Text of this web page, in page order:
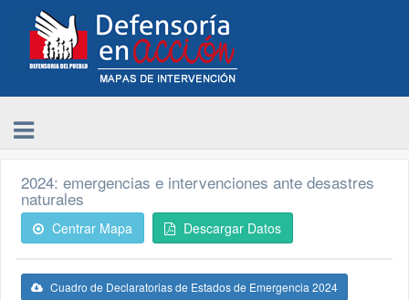
2024: emergencias e intervenciones ante desastres
naturales
Centrar Mapa Descargar Datos
Cuadro de Declaratorias de Estados de Emergencia 2024